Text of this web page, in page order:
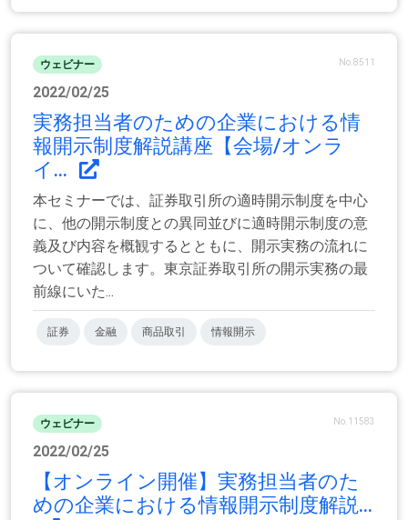
ウェビナー No.8511
2022/02/25
実務担当者のための企業における情
報開示制度解説講座【会場/オンラ
イ...
本セミナーでは、証券取引所の適時開示制度を中心
に、他の開示制度との異同並びに適時開示制度の意
義及び内容を概観するとともに、開示実務の流れに
ついて確認します。東京証券取引所の開示実務の最
前線にいた...
証券 金融 商品取引 情報開示
ウェビナー No.11583
2022/02/25
【オンライン開催】実務担当者のた
めの企業における情報開示制度解説...